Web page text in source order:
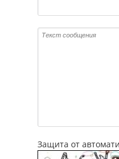
Защита от